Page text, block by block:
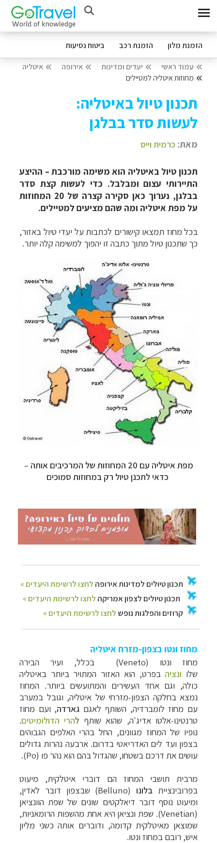
הזמנת מלון הזמנת רכב ביטוח נסיעות
עמוד ראשי יעדים ומדינות אירופה
איטליה
מחוזות איטליה למטיילים
תכנון טיול באיטליה:
לעשות סדר בבלגן
מאת: כרמית וייס
תכנון טיול באיטליה הוא משימה מורכבת – ההיצע
התיירותי עצום ומבלבל. כדי לעשות קצת סדר
בבלגן, נערוך כאן סקירה קצרה של 20 המחוזות
על מפת איטליה ומה שהם מציעים למטיילים.
בכל מחוז תמצאו קישורים לכתבות על יעדי טיול באזור,
כך שתכנון טיול מתוך כתבה זו יהפוך למשימה קלה יותר.
מפת איטליה עם 20 המחוזות של המרכיבים אותה
–
כדאי לתכנן טיול רק במחוזות סמוכים
קרוזים והפלגות נופשלחצו לרשימת היעדים »
מחוז ונטו בצפון-מזרח איטליה
מחוז ונטו
(Veneto) בכלל, ועיר הבירה
שלו ונציה בפרט, הוא האזור המתויר ביותר באיטליה
כולה, וגם אחד העשירים והמתועשים ביותר. המחוז
נמצא בחלקה הצפון-מזרחי של איטליה, וגובל במערב
עם מחוז לומברדיה, השותף לאגם גארדה, ועם מחוז
טרנטינו-אלטו אדיג'ה, שהוא שותף להרי הדולומיטים.
נופיו של המחוז מגוונים, החל בהרי האלפים הגבוהים
בצפון ועד לים האדריאטי בדרום. ארבעה נהרות גדולים
עושים את דרכם בשטחו, שהגדול בהם הוא נהר פו (Po
).
מרבית תושבי המחוז הם דוברי איטלקית, מיעוט
בפרובינציית בלונו (Belluno) שבצפון דובר לאדין,
ומיעוט נוסף דובר דיאלקטים שונים של שפת הוונציאן
(Venetian).
שפת ונציאן היא אחת מהשפות הרומאניות,
שמוצאן מאיטלקית קדומה, ודוברים אותה כשני מליון
איש, רובם במחוז ונטו.